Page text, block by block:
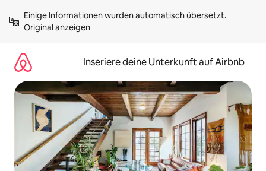
Inhalten
springenOriginal anzeigen
Inseriere deine Unterkunft auf Airbnb